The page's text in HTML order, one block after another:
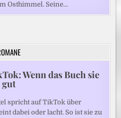
Osthimmel. Seine…
Wenn das Buch sie
gut
spricht auf TikTok über
dabei oder lacht. So ist sie zu